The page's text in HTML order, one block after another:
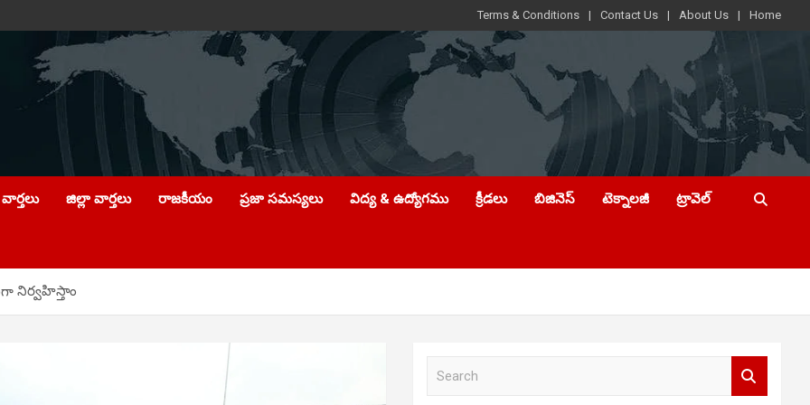
Terms & Conditions Contact Us About Us Home
జిల్లా వార్తలు రాజకీయం ప్రజా సమస్యలు విద్య & ఉద్యోగము క్రీడలు బిజినెస్ టెక్నాలజీ ట్రావెల్
నిర్వహిస్తాం